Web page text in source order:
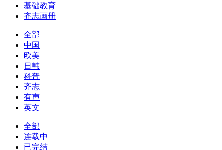
基础教育
齐志画册
全部
中国
欧美
日韩
科普
齐志
有声
英文
全部
连载中
已完结